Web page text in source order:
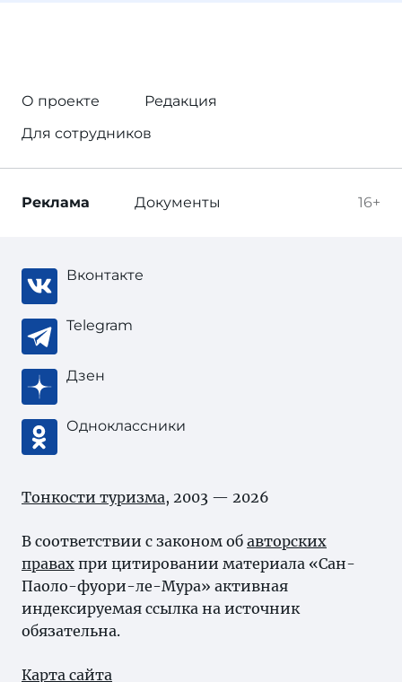
О проекте
Редакция
Для сотрудников
16+
Реклама Документы
Вконтакте
Telegram
Дзен
Одноклассники
Тонкости туризма, 2003 — 2026
В соответствии с законом об авторских
правах при цитировании материала «Сан-
Паоло-фуори-ле-Мура» активная
индексируемая ссылка на источник
обязательна.
Карта сайта